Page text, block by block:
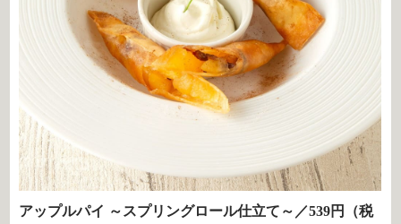
アップルパイ ～スプリングロール仕立て～／539円（税